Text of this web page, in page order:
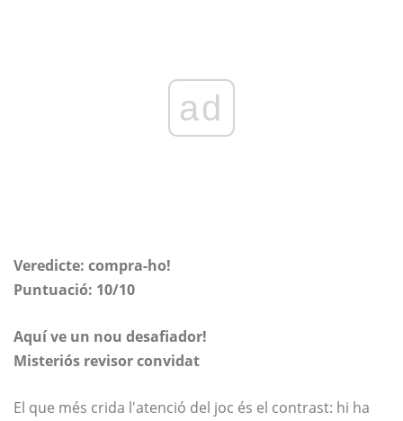
ad
Veredicte: compra-ho!
Puntuació: 10/10
Aquí ve un nou desafiador!
Misteriós revisor convidat
El que més crida l'atenció del joc és el contrast: hi ha